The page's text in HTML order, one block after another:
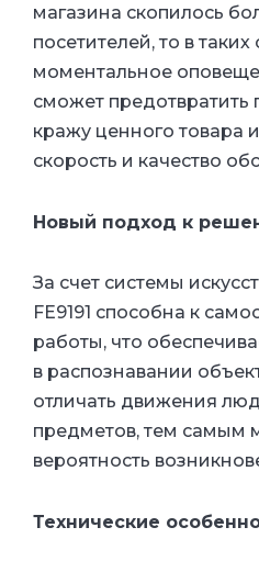
магазина скопилось
посетителей, то в таких
моментальное
сможет предотвратить
кражу ценного товара
скорость и качество
Новый подход к
За счет системы
FE9191 способна к
работы, что
в распознавании
отличать движения
предметов, тем самым
вероятность
Технические